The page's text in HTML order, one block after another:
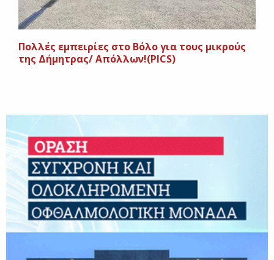
Πολλές εμπειρίες στο Βόλο για τους μικρούς
της Δήμητρας/ Απόλλων!(PICS)